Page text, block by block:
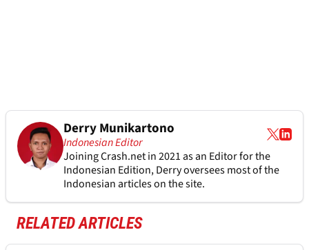
Derry Munikartono
Indonesian Editor
Joining Crash.net in 2021 as an Editor for the
Indonesian Edition, Derry oversees most of the
Indonesian articles on the site.
RELATED ARTICLES